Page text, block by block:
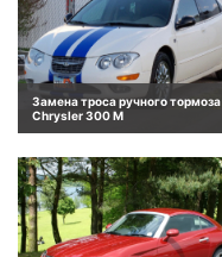
Замена троса ручного тормоза
Chrysler 300 M